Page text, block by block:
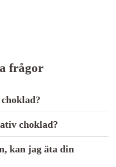
frågor
choklad?
kan jag äta din